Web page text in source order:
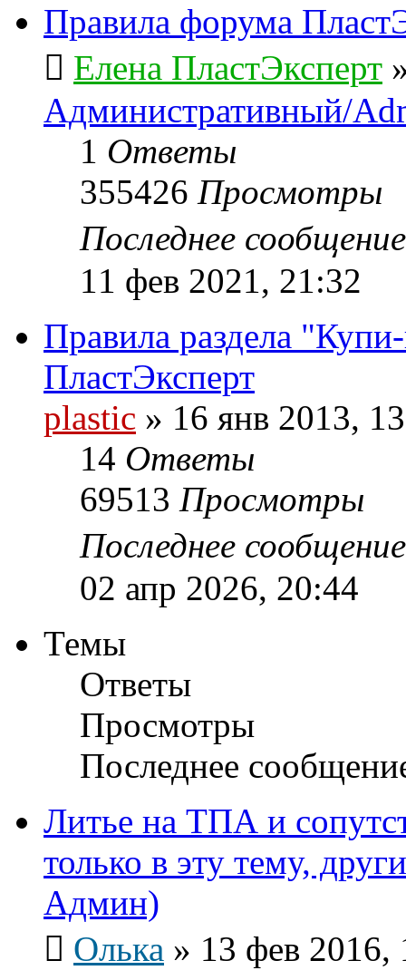
Правила форума
Елена ПластЭксперт
Административный/
1 Ответы
355426 Просмотры
Последнее
11 фев 2021, 21:32
Правила раздела
ПластЭксперт
plastic » 16 янв 2013,
14 Ответы
69513 Просмотры
Последнее
02 апр 2026, 20:44
Темы
Ответы
Просмотры
Последнее
Литье на ТПА и
только в эту тему,
Админ)
Олька » 13 фев 2016,